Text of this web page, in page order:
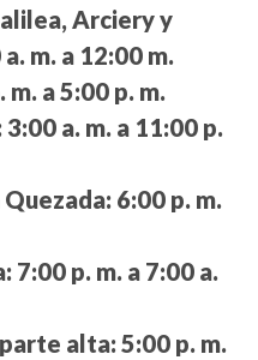
Arciery y
m. a 12:00 m.
m. a 5:00 p. m.
3:00 a. m. a 11:00 p.
6:00 p. m.
7:00 p. m. a 7:00 a.
alta: 5:00 p. m.